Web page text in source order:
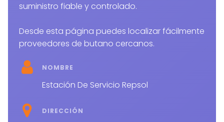
suministro fiable y controlado.
Desde esta página puedes localizar fácilmente
proveedores de butano cercanos.
NOMBRE
Estación De Servicio Repsol
DIRECCIÓN